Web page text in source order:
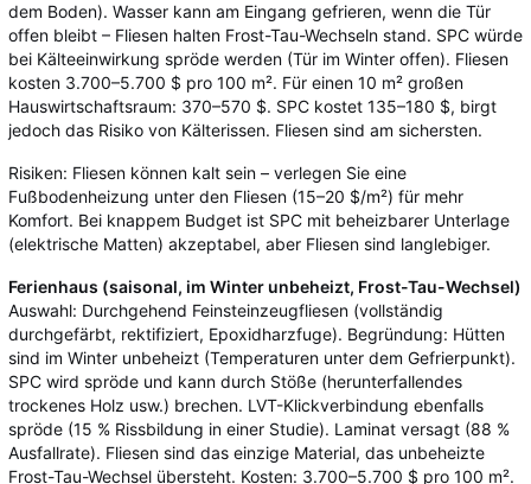
dem Boden). Wasser kann am Eingang gefrieren, wenn die Tür
offen bleibt – Fliesen halten Frost-Tau-Wechseln stand. SPC würde
bei Kälteeinwirkung spröde werden (Tür im Winter offen). Fliesen
kosten 3.700–5.700 $ pro 100 m². Für einen 10 m² großen
Hauswirtschaftsraum: 370–570 $. SPC kostet 135–180 $, birgt
jedoch das Risiko von Kälterissen. Fliesen sind am sichersten.
Risiken: Fliesen können kalt sein – verlegen Sie eine
Fußbodenheizung unter den Fliesen (15–20 $/m²) für mehr
Komfort. Bei knappem Budget ist SPC mit beheizbarer Unterlage
(elektrische Matten) akzeptabel, aber Fliesen sind langlebiger.
Ferienhaus (saisonal, im Winter unbeheizt, Frost-Tau-Wechsel)
Auswahl: Durchgehend Feinsteinzeugfliesen (vollständig
durchgefärbt, rektifiziert, Epoxidharzfuge). Begründung: Hütten
sind im Winter unbeheizt (Temperaturen unter dem Gefrierpunkt).
SPC wird spröde und kann durch Stöße (herunterfallendes
trockenes Holz usw.) brechen. LVT-Klickverbindung ebenfalls
spröde (15 % Rissbildung in einer Studie). Laminat versagt (88 %
Ausfallrate). Fliesen sind das einzige Material, das unbeheizte
Frost-Tau-Wechsel übersteht. Kosten: 3.700–5.700 $ pro 100 m².